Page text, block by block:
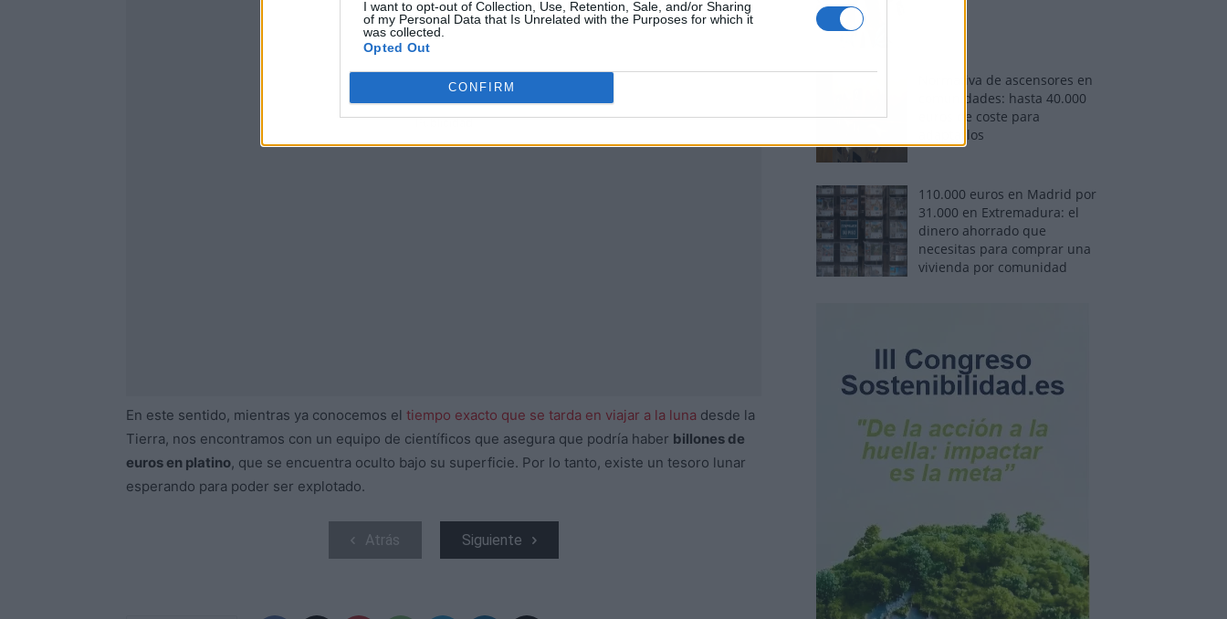
I want to opt-out of Collection, Use, Retention, Sale, and/or Sharing
of my Personal Data that Is Unrelated with the Purposes for which it
was collected.
Opted Out
CONFIRM
Publicidad
En este sentido, mientras ya conocemos el tiempo exacto que se tarda en viajar a la luna desde la
Tierra, nos encontramos con un equipo de científicos que asegura que podría haber billones de
euros en platino, que se encuentra oculto bajo su superficie. Por lo tanto, existe un tesoro lunar
esperando para poder ser explotado.
Atrás Siguiente
Normativa de ascensores en
comunidades: hasta 40.000
euros de coste para
adaptarlos
110.000 euros en Madrid por
31.000 en Extremadura: el
dinero ahorrado que
necesitas para comprar una
vivienda por comunidad